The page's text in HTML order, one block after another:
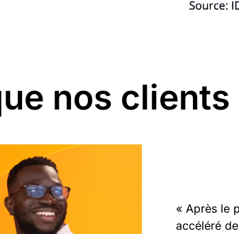
nos
« Après le
accéléré